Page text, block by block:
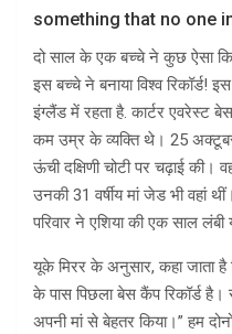
something that no one
दो साल के एक बच्चे ने कुछ ऐसा
इस बच्चे ने बनाया विश्व रिकॉर्ड!
इंग्लैंड में रहता है. कार्टर एवरेस्ट
कम उम्र के व्यक्ति थे। 25
ऊंची दक्षिणी चोटी पर चढ़ाई की।
उनकी 31 वर्षीय मां जेड भी वहां
परिवार ने एशिया की एक साल लंबी
यूके मिरर के अनुसार, कहा जाता
के पास पिछला बेस कैंप रिकॉर्ड है।
अपनी मां से बेहतर किया।” हम